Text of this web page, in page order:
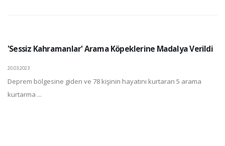
'Sessiz Kahramanlar' Arama Köpeklerine Madalya Verildi
20.03.2023
Deprem bölgesine giden ve 78 kişinin hayatını kurtaran 5 arama
kurtarma ...